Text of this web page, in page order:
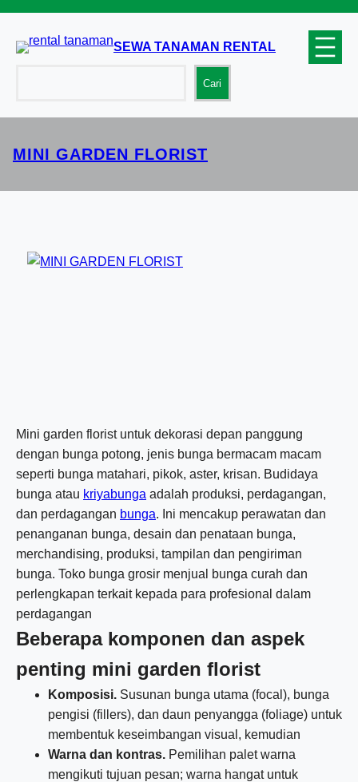
konten
SEWA TANAMAN RENTAL
Cari
MINI GARDEN FLORIST
Mini garden florist untuk dekorasi depan panggung
dengan bunga potong, jenis bunga bermacam macam
seperti bunga matahari, pikok, aster, krisan. Budidaya
bunga atau kriyabunga adalah produksi, perdagangan,
dan perdagangan bunga. Ini mencakup perawatan dan
penanganan bunga, desain dan penataan bunga,
merchandising, produksi, tampilan dan pengiriman
bunga. Toko bunga grosir menjual bunga curah dan
perlengkapan terkait kepada para profesional dalam
perdagangan
Beberapa komponen dan aspek
penting mini garden florist
Komposisi. Susunan bunga utama (focal), bunga
pengisi (fillers), dan daun penyangga (foliage) untuk
membentuk keseimbangan visual, kemudian
Warna dan kontras. Pemilihan palet warna
mengikuti tujuan pesan; warna hangat untuk